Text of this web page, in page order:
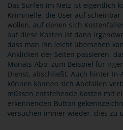
Das Surfen im Netz ist eigentlich
Kriminelle, die User auf scheinbar
wollen, auf denen sich
auf diese Kosten ist dann
dass man ihn leicht übersehen
Anklicken der Seiten passieren,
Monats-Abo, zum Beispiel für
Dienst, abschließt. Auch hinter
können können sich Abofallen
müssen entstehende Kosten mit
erkennenden Button
versuchen immer wieder, dies zu